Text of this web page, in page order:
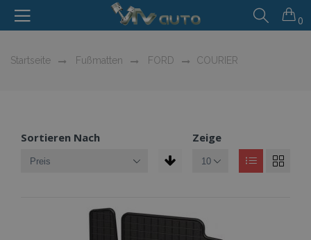
0
Startseite Fußmatten FORD COURIER
Sortieren Nach Zeige